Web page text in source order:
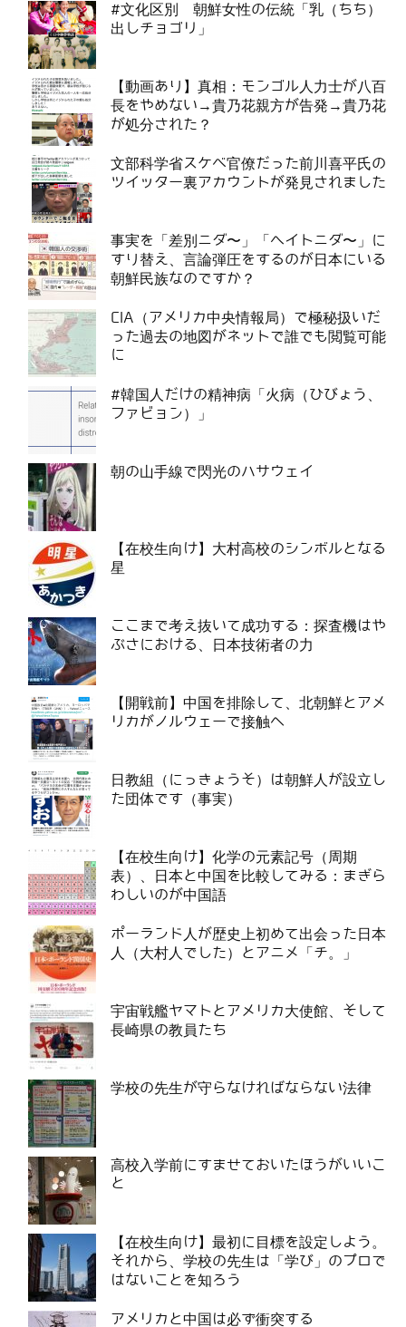
#文化区別 朝鮮女性の伝統「乳（ちち）
出しチョゴリ」
【動画あり】真相：モンゴル人力士が八百
長をやめない→貴乃花親方が告発→貴乃花
が処分された？
文部科学省スケベ官僚だった前川喜平氏の
ツイッター裏アカウントが発見されました
事実を「差別ニダ〜」「ヘイトニダ〜」に
すり替え、言論弾圧をするのが日本にいる
朝鮮民族なのですか？
CIA（アメリカ中央情報局）で極秘扱いだ
った過去の地図がネットで誰でも閲覧可能
に
#韓国人だけの精神病「火病（ひびょう、
ファビョン）」
朝の山手線で閃光のハサウェイ
【在校生向け】大村高校のシンボルとなる
星
ここまで考え抜いて成功する：探査機はや
ぶさにおける、日本技術者の力
【開戦前】中国を排除して、北朝鮮とアメ
リカがノルウェーで接触へ
日教組（にっきょうそ）は朝鮮人が設立し
た団体です（事実）
【在校生向け】化学の元素記号（周期
表）、日本と中国を比較してみる：まぎら
わしいのが中国語
ポーランド人が歴史上初めて出会った日本
人（大村人でした）とアニメ「チ。」
宇宙戦艦ヤマトとアメリカ大使館、そして
長崎県の教員たち
学校の先生が守らなければならない法律
高校入学前にすませておいたほうがいいこ
と
【在校生向け】最初に目標を設定しよう。
それから、学校の先生は「学び」のプロで
はないことを知ろう
アメリカと中国は必ず衝突する